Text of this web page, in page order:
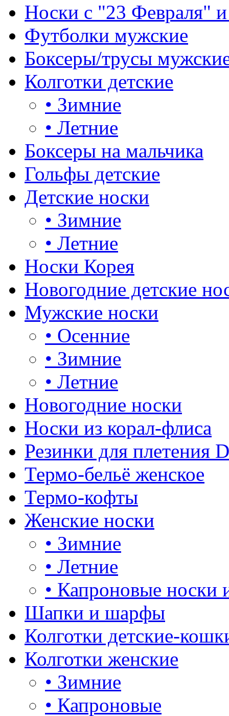
Носки с "23 Февраля"
Футболки мужские
Боксеры/трусы
Колготки детские
• Зимние
• Летние
Боксеры на мальчика
Гольфы детские
Детские носки
• Зимние
• Летние
Носки Корея
Новогодние детские
Мужские носки
• Осенние
• Зимние
• Летние
Новогодние носки
Носки из корал-флиса
Резинки для плетения
Термо-бельё женское
Термо-кофты
Женские носки
• Зимние
• Летние
• Капроновые носки
Шапки и шарфы
Колготки детские-
Колготки женские
• Зимние
• Капроновые